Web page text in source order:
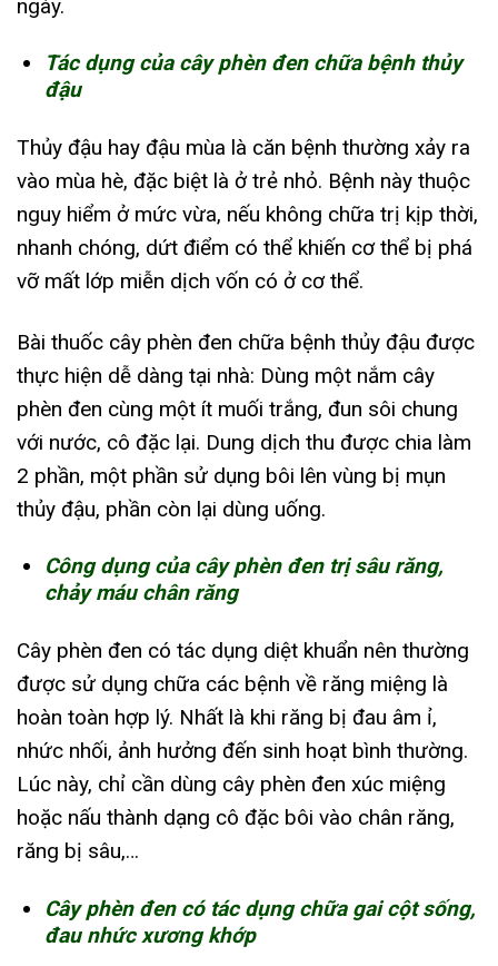
ngày.
Tác dụng của cây phèn đen chữa bệnh thủy
đậu
Thủy đậu hay đậu mùa là căn bệnh thường xảy ra
vào mùa hè, đặc biệt là ở trẻ nhỏ. Bệnh này thuộc
nguy hiểm ở mức vừa, nếu không chữa trị kịp thời,
nhanh chóng, dứt điểm có thể khiến cơ thể bị phá
vỡ mất lớp miễn dịch vốn có ở cơ thể.
Bài thuốc cây phèn đen chữa bệnh thủy đậu được
thực hiện dễ dàng tại nhà: Dùng một nắm cây
phèn đen cùng một ít muối trắng, đun sôi chung
với nước, cô đặc lại. Dung dịch thu được chia làm
2 phần, một phần sử dụng bôi lên vùng bị mụn
thủy đậu, phần còn lại dùng uống.
Công dụng của cây phèn đen trị sâu răng,
chảy máu chân răng
Cây phèn đen có tác dụng diệt khuẩn nên thường
được sử dụng chữa các bệnh về răng miệng là
hoàn toàn hợp lý. Nhất là khi răng bị đau âm ỉ,
nhức nhối, ảnh hưởng đến sinh hoạt bình thường.
Lúc này, chỉ cần dùng cây phèn đen xúc miệng
hoặc nấu thành dạng cô đặc bôi vào chân răng,
răng bị sâu,…
Cây phèn đen có tác dụng chữa gai cột sống,
đau nhức xương khớp